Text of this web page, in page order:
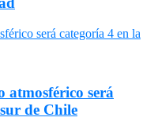
atmosférico será
de Chile